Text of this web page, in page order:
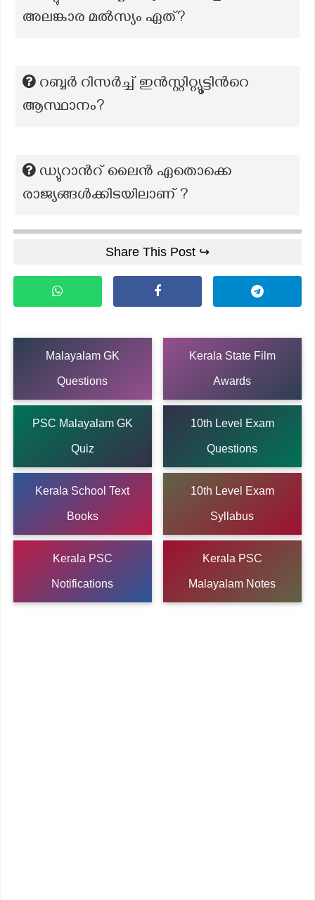
അലങ്കാര മൽസ്യം ഏത്?
റബ്ബര്‍ റിസര്‍ച്ച് ഇന്‍സ്റ്റിറ്റ്യൂട്ടിന്‍റെ
ആസ്ഥാനം?
ഡ്യുറാൻറ് ലൈൻ ഏതൊക്കെ
രാജ്യങ്ങൾക്കിടയിലാണ് ?
Share This Post ↪
Malayalam GK
Questions
Kerala State Film
Awards
PSC Malayalam GK
Quiz
10th Level Exam
Questions
Kerala School Text
Books
10th Level Exam
Syllabus
Kerala PSC
Notifications
Kerala PSC
Malayalam Notes